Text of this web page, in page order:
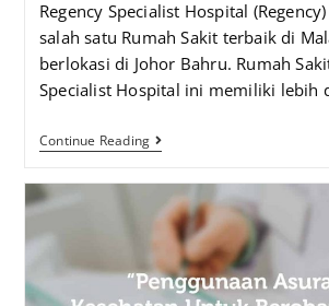
Regency Specialist Hospital
salah satu Rumah Sakit terbaik di
berlokasi di Johor Bahru. Rumah
Specialist Hospital ini memiliki lebih
Continue Reading